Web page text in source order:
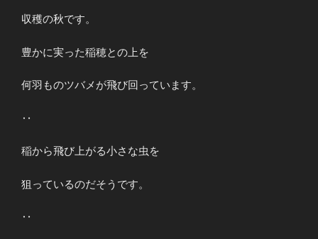
収穫の秋です。
豊かに実った稲穂との上を
何羽ものツバメが飛び回っています。
‥
稲から飛び上がる小さな虫を
狙っているのだそうです。
‥